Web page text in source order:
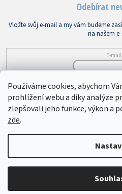
Používáme cookies, abychom
prohlížení webu a díky analýze
zlepšovali jeho funkce, výkon a
zde.
Odebírat
Vložte svůj e-mail a my vám budeme
na našem
E-mail
Bytový textil VEBA .
nastavení